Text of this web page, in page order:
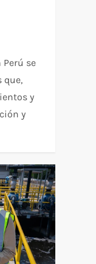
se
que,
y
y